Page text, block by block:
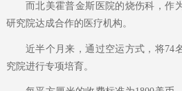
而北美霍普金斯医院的烧伤科，作
研究院达成合作的医疗机构。
近半个月来，通过空运方式，将74
究院进行专项培育。